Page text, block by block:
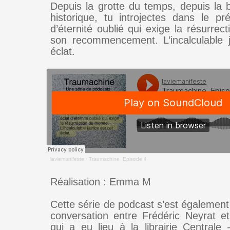
Depuis la grotte du temps, depuis la
historique, tu introjectes dans le
d’éternité oublié qui exige la
son recommencement.
éclat.
laviemanifeste · Traumachine. Episode 4
Réalisation : Emma M
Cette série de podcast s’est
conversation entre Frédéric Neyrat
qui a eu lieu à la librairie Centrale